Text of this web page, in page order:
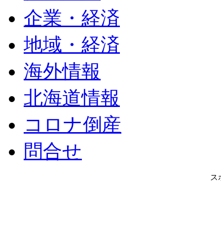
企業・経済
地域・経済
海外情報
北海道情報
コロナ倒産
問合せ
ス